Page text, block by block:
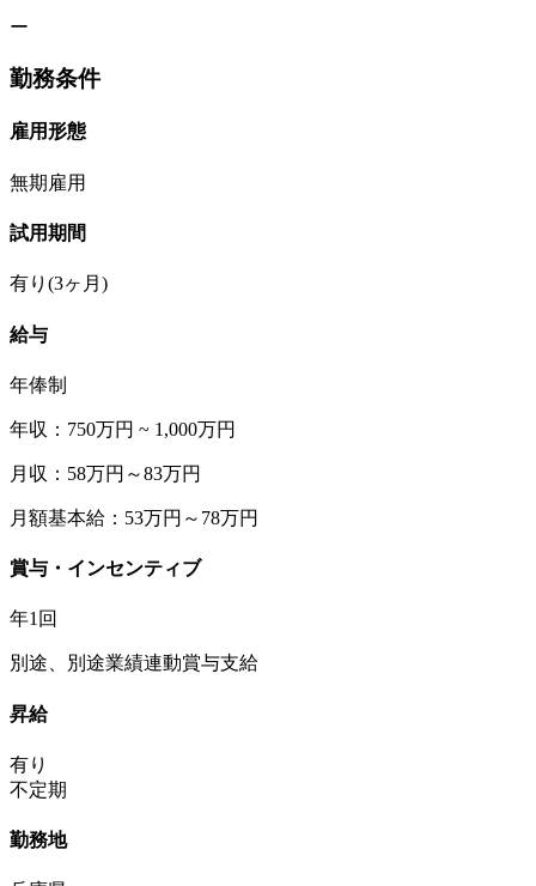
ー
勤務条件
雇用形態
無期雇用
試用期間
有り(3ヶ月)
給与
年俸制
年収：750万円 ~ 1,000万円
月収：58万円～83万円
月額基本給：53万円～78万円
賞与・インセンティブ
年1回
別途、別途業績連動賞与支給
昇給
有り
不定期
勤務地